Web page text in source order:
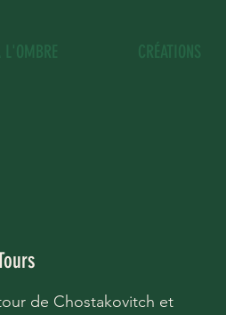
CRÉATIONS
de Chostakovitch et